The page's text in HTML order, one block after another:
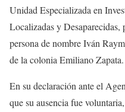
Unidad Especializada en
Localizadas y
persona de nombre Iván
de la colonia Emiliano Zapata.
En su declaración ante el
que su ausencia fue